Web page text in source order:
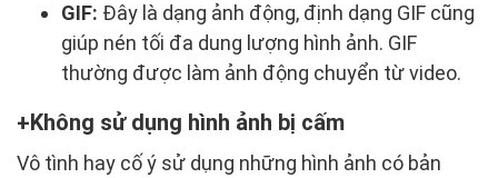
GIF: Đây là dạng ảnh động, định dạng GIF cũng
giúp nén tối đa dung lượng hình ảnh. GIF
thường được làm ảnh động chuyển từ video.
Không sử dụng hình ảnh bị cấm
Vô tình hay cố ý sử dụng những hình ảnh có bản